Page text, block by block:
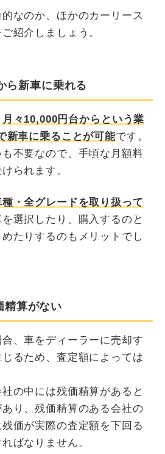
なのか、ほかのカーリース
紹介しましょう。
ら新車に乗れる
月々10,000円台からという業
新車に乗ることが可能です。
不要なので、手頃な月額料
られます。
・全グレードを取り扱って
選択したり、購入するのと
たりするのもメリットでし
精算がない
、車をディーラーに売却す
るため、査定額によっては
の中には残価精算があると
り、残価精算のある会社の
価が実際の査定額を下回る
ばなりません。